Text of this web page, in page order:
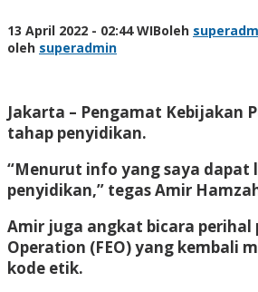
13 April 2022 - 02:44 WIBoleh
oleh superadmin
Jakarta – Pengamat Kebijakan
tahap penyidikan.
“Menurut info yang saya
penyidikan,” tegas Amir
Amir juga angkat bicara perihal
Operation (FEO) yang kembali
kode etik.